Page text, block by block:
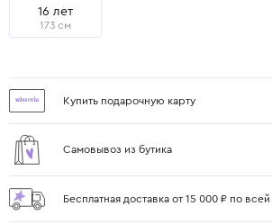
16 лет
173 см
Купить подарочную карту
Самовывоз из бутика
Бесплатная доставка от 15 000 ₽ по